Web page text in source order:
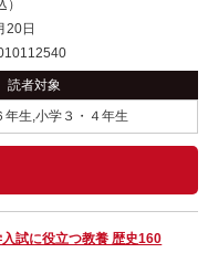
20日
読者対象
年生,小学３・４年生
試に役立つ教養 歴史160